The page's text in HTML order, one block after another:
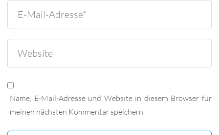
Name, E-Mail-Adresse und Website in diesem Browser für
meinen nächsten Kommentar speichern.